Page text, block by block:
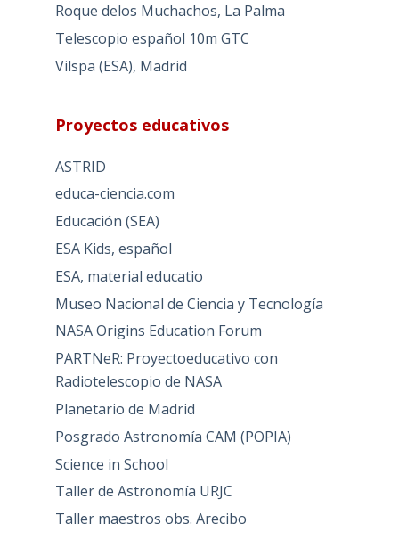
Roque delos Muchachos, La Palma
Telescopio español 10m GTC
Vilspa (ESA), Madrid
Proyectos educativos
ASTRID
educa-ciencia.com
Educación (SEA)
ESA Kids, español
ESA, material educatio
Museo Nacional de Ciencia y Tecnología
NASA Origins Education Forum
PARTNeR: Proyectoeducativo con
Radiotelescopio de NASA
Planetario de Madrid
Posgrado Astronomía CAM (POPIA)
Science in School
Taller de Astronomía URJC
Taller maestros obs. Arecibo